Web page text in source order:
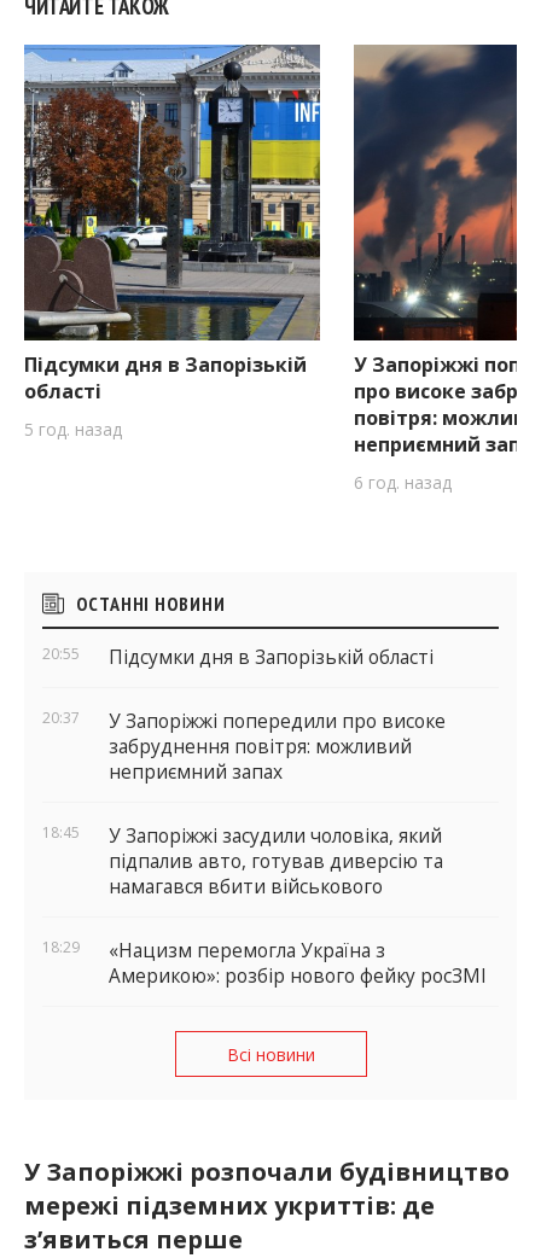
ЧИТАЙТЕ ТАКОЖ
Підсумки дня в Запорізькій
області
5 год. назад
У Запоріжжі
про високе
повітря:
неприємний
6 год. назад
Бічні
віджети
ОСТАННІ НОВИНИ
20:55 Підсумки дня в Запорізькій області
20:37
У Запоріжжі попередили про високе
забруднення повітря: можливий
неприємний запах
18:45
У Запоріжжі засудили чоловіка, який
підпалив авто, готував диверсію та
намагався вбити військового
18:29
«Нацизм перемогла Україна з
Америкою»: розбір нового фейку росЗМІ
Всі новини
У Запоріжжі розпочали будівництво
мережі підземних укриттів: де
з’явиться перше